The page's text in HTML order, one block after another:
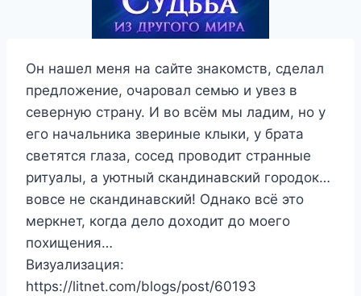
Он нашел меня на сайте знакомств, сделал
предложение, очаровал семью и увез в
северную страну. И во всём мы ладим, но у
его начальника звериные клыки, у брата
светятся глаза, сосед проводит странные
ритуалы, а уютный скандинавский городок…
вовсе не скандинавский! Однако всё это
меркнет, когда дело доходит до моего
похищения…
Визуализация:
https://litnet.com/blogs/post/60193